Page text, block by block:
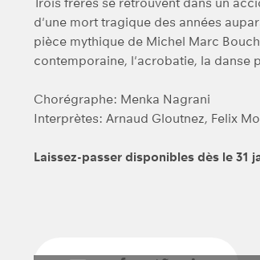
d'une mort tragique des années
pièce mythique de Michel Marc
contemporaine, l'acrobatie, la danse
Chorégraphe: Menka Nagrani
Interprètes: Arnaud Gloutnez, Felix
Laissez-passer disponibles dès le 31